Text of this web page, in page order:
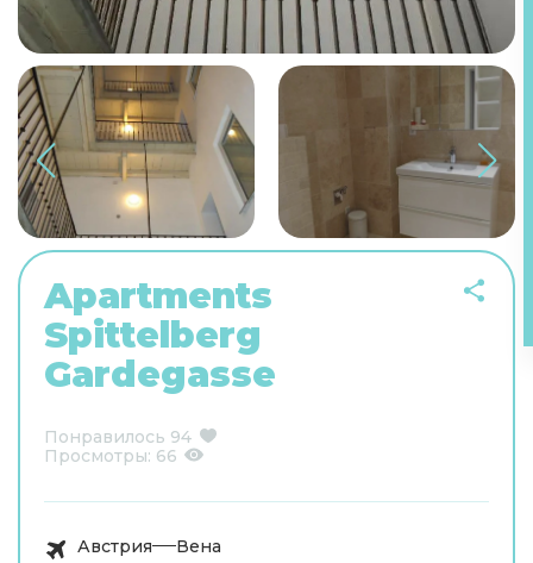
Apartments
Spittelberg
Gardegasse
Понравилось 94
Просмотры: 66
Австрия Вена